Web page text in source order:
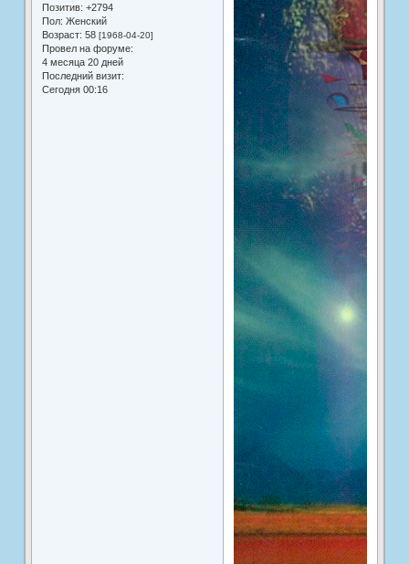
Позитив: +2794
Пол: Женский
Возраст: 58 [1968-04-20]
Провел на форуме:
4 месяца 20 дней
Последний визит:
Сегодня 00:16